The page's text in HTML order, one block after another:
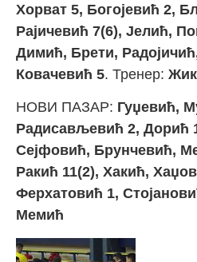
Хорват 5, Богојевић 2,
Рајичевић 7(6), Јелић,
Димић, Брети,
Ковачевић 5. Тренер:
НОВИ ПАЗАР: Гуџевић,
Радисављевић 2, Дорић
Сејфовић, Брунчевић,
Ракић 11(2), Хакић,
Ферхатовић 1,
Мемић